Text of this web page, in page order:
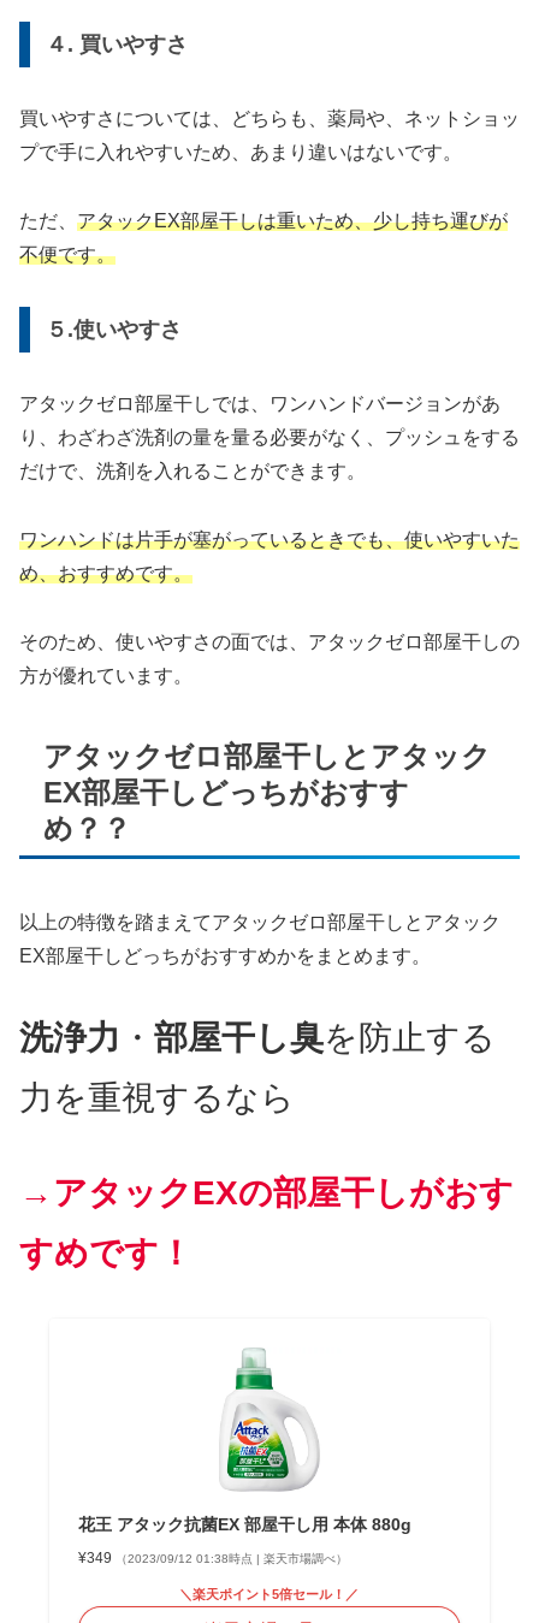
４. 買いやすさ
買いやすさについては、どちらも、薬局や、ネットショッ
プで手に入れやすいため、あまり違いはないです。
ただ、 アタックEX部屋干しは重いため、少し持ち運びが
不便です。
５.使いやすさ
アタックゼロ部屋干しでは、ワンハンドバージョンがあ
り、わざわざ洗剤の量を量る必要がなく、プッシュをする
だけで、洗剤を入れることができます。
ワンハンドは片手が塞がっているときでも、使いやすいた
め、おすすめです。
そのため、使いやすさの面では、アタックゼロ部屋干しの
方が優れています。
アタックゼロ部屋干しとアタック
EX部屋干しどっちがおすす
め？？
以上の特徴を踏まえてアタックゼロ部屋干しとアタック
EX部屋干しどっちがおすすめかをまとめます。
洗浄力 ・ 部屋干し臭を防止する
力を重視するなら
→アタックEXの部屋干しがおす
すめです！
花王 アタック抗菌EX 部屋干し用 本体 880g
¥349 （2023/09/12 01:38時点 | 楽天市場調べ）
＼楽天ポイント5倍セール！／